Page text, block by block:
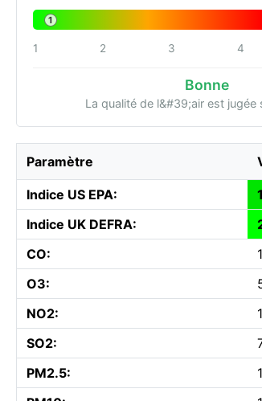
1
1 2 3 4
Bonne
La qualité de l&#39;air est jugée
Paramètre
Indice US EPA:
Indice UK DEFRA:
CO:
O3:
NO2:
SO2:
PM2.5: